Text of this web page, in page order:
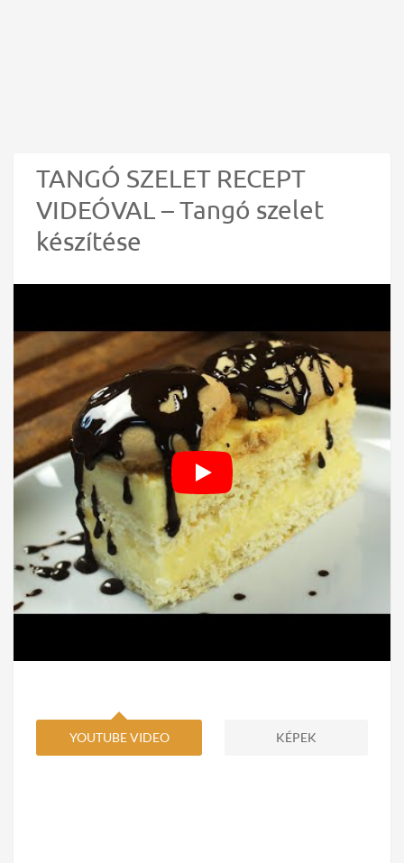
TANGÓ SZELET RECEPT
VIDEÓVAL – Tangó szelet
készítése
YOUTUBE VIDEO KÉPEK